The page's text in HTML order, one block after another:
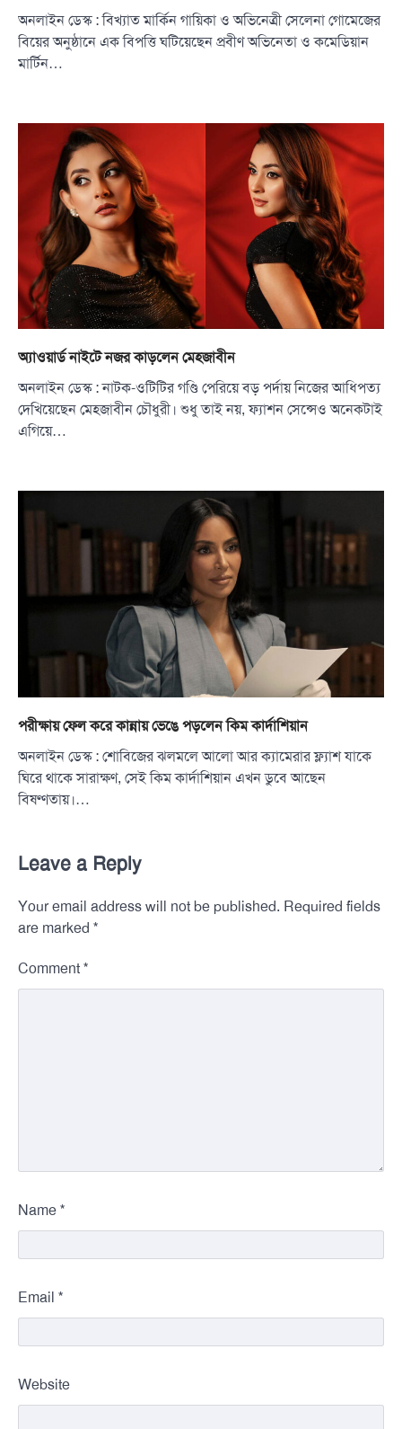
অনলাইন ডেস্ক : বিখ্যাত মার্কিন গায়িকা ও অভিনেত্রী সেলেনা গোমেজের
বিয়ের অনুষ্ঠানে এক বিপত্তি ঘটিয়েছেন প্রবীণ অভিনেতা ও কমেডিয়ান
মার্টিন…
অ্যাওয়ার্ড নাইটে নজর কাড়লেন মেহজাবীন
অনলাইন ডেস্ক : নাটক-ওটিটির গণ্ডি পেরিয়ে বড় পর্দায় নিজের আধিপত্য
দেখিয়েছেন মেহজাবীন চৌধুরী। শুধু তাই নয়, ফ্যাশন সেন্সেও অনেকটাই
এগিয়ে…
পরীক্ষায় ফেল করে কান্নায় ভেঙে পড়লেন কিম কার্দাশিয়ান
অনলাইন ডেস্ক : শোবিজের ঝলমলে আলো আর ক্যামেরার ফ্ল্যাশ যাকে
ঘিরে থাকে সারাক্ষণ, সেই কিম কার্দাশিয়ান এখন ডুবে আছেন
বিষণ্ণতায়।…
Leave a Reply
Your email address will not be published. Required fields
are marked *
Comment *
Name *
Email *
Website